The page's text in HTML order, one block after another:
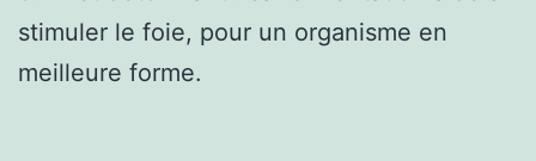
stimuler le foie, pour un organisme en
meilleure forme.